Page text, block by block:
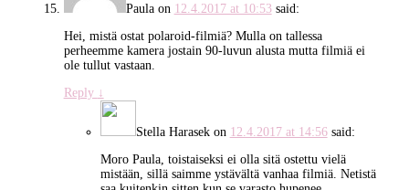
Paulaon 12.4.2017 at 10:53 said:
Hei, mistä ostat polaroid-filmiä? Mulla on tallessa
perheemme kamera jostain 90-luvun alusta mutta filmiä ei
ole tullut vastaan.
Reply ↓
Stella Harasekon 12.4.2017 at 14:56 said:
Moro Paula, toistaiseksi ei olla sitä ostettu vielä
mistään, sillä saimme ystävältä vanhaa filmiä. Netistä